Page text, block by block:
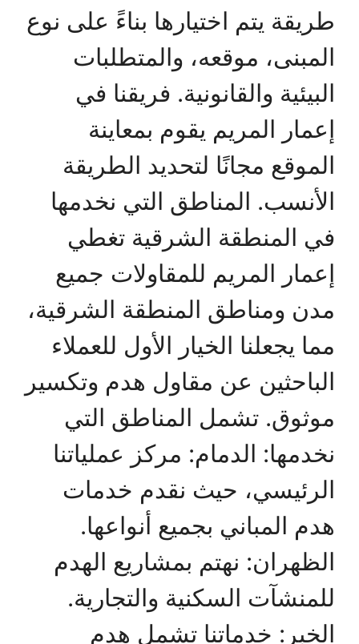
طريقة يتم اختيارها بناءً على نوع
المبنى، موقعه، والمتطلبات
البيئية والقانونية. فريقنا في
إعمار المريم يقوم بمعاينة
الموقع مجانًا لتحديد الطريقة
الأنسب. المناطق التي نخدمها
في المنطقة الشرقية تغطي
إعمار المريم للمقاولات جميع
مدن ومناطق المنطقة الشرقية،
مما يجعلنا الخيار الأول للعملاء
الباحثين عن مقاول هدم وتكسير
موثوق. تشمل المناطق التي
نخدمها: الدمام: مركز عملياتنا
الرئيسي، حيث نقدم خدمات
هدم المباني بجميع أنواعها.
الظهران: نهتم بمشاريع الهدم
للمنشآت السكنية والتجارية.
الخبر: خدماتنا تشمل هدم